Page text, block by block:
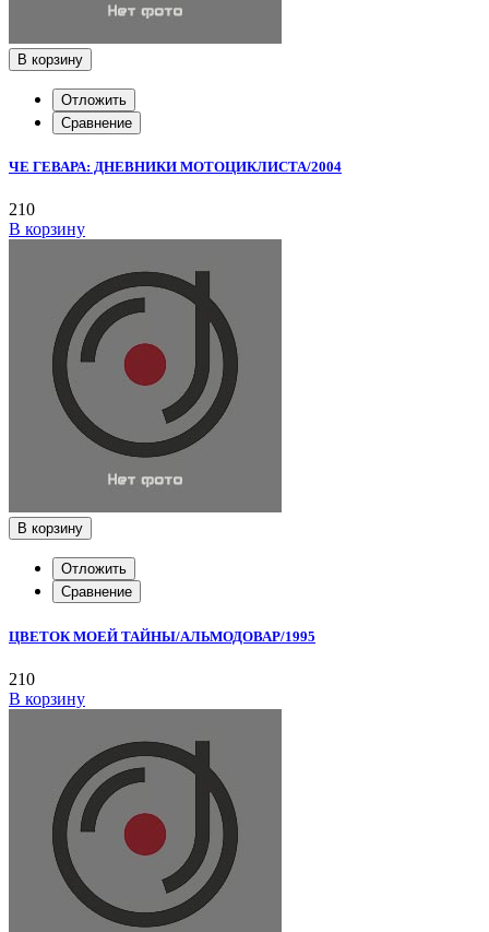
В корзину
Отложить
Сравнение
ЧЕ ГЕВАРА: ДНЕВНИКИ МОТОЦИКЛИСТА/2004
210
В корзину
В корзину
Отложить
Сравнение
ЦВЕТОК МОЕЙ ТАЙНЫ/АЛЬМОДОВАР/1995
210
В корзину